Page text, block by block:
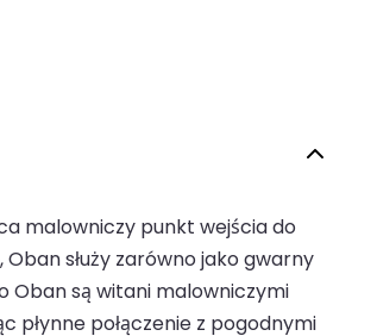
malowniczy punkt wejścia do
służy zarówno jako gwarny
Oban są witani malowniczymi
płynne połączenie z pogodnymi